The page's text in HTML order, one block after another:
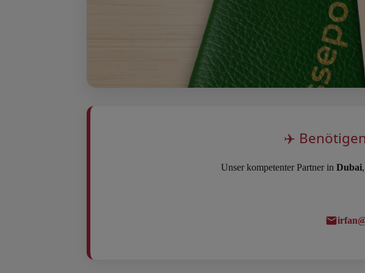
✈️
Unser kompetenter Partner in Dubai,